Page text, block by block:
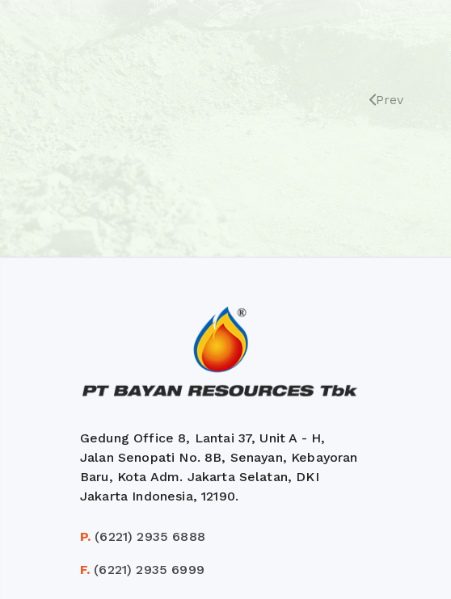
Prev
Gedung Office 8, Lantai 37, Unit A - H,
Jalan Senopati No. 8B, Senayan, Kebayoran
Baru, Kota Adm. Jakarta Selatan, DKI
Jakarta Indonesia, 12190.
P. (6221) 2935 6888
F. (6221) 2935 6999